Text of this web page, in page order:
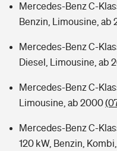
Mercedes-Benz C-
Benzin, Limousine, ab
Mercedes-Benz C-
Diesel, Limousine, ab
Mercedes-Benz C-
Limousine, ab 2000
Mercedes-Benz C-
120 kW, Benzin,